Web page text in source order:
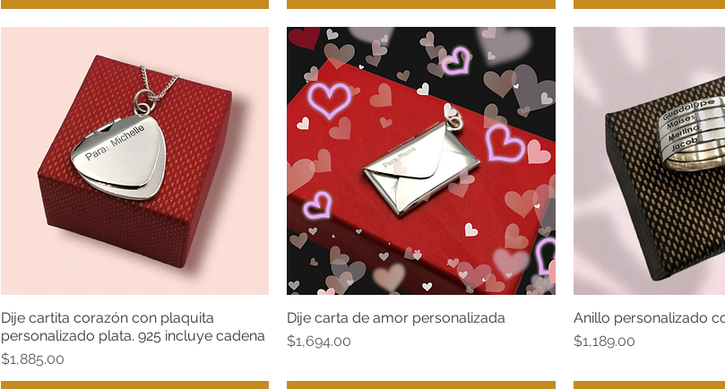
Vista rápida
Dije cartita corazón con plaquita
personalizado plata. 925 incluye cadena
Precio
$1,885.00
Vista rápida
Dije carta de amor personalizada
Precio
$1,694.00
Vista
Anillo personalizado
Precio
$1,189.00